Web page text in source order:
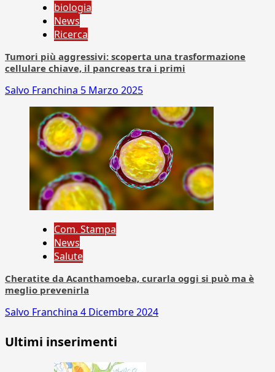
biologia
News
Ricerca
Tumori più aggressivi: scoperta una trasformazione
cellulare chiave, il pancreas tra i primi
Salvo Franchina 5 Marzo 2025
Com. Stampa
News
Salute
Cheratite da Acanthamoeba, curarla oggi si può ma è
meglio prevenirla
Salvo Franchina 4 Dicembre 2024
Ultimi inserimenti